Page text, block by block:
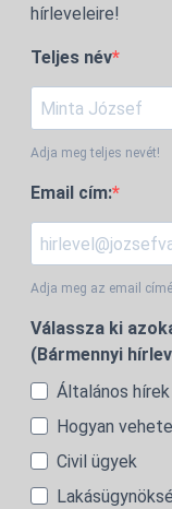
hírleveleire!
Teljes név
Adja meg teljes nevét!
Email cím:
Adja meg az email
Válassza ki
(Bármennyi
Általános hírek
Hogyan
Civil ügyek